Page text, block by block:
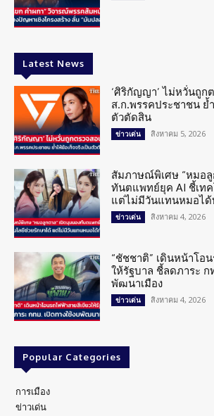
Latest News
‘ศิริกัญญา’ ไม่หวั่นถูก
ส.ก.พรรคประชาชน ย้
ตัวตัดสิน
ข่าวเด่น สิงหาคม 5, 2026
สัมภาษณ์พิเศษ “หมอลู
ทันตแพทย์ยุค AI ชี้เท
แต่ไม่มีวันแทนหมอได้
ข่าวเด่น สิงหาคม 4, 2026
“ชัชชาติ” เดินหน้าโอ
ให้รัฐบาล ชี้ลดภาระ ก
พัฒนาเมือง
ข่าวเด่น สิงหาคม 4, 2026
Popular Categories
การเมือง
ข่าวเด่น